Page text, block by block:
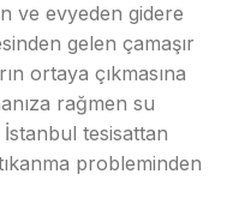
ve evyeden gidere
gelen çamaşır
ortaya çıkmasına
rağmen su
tesisattan
probleminden